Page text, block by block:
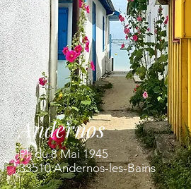
Andernos
Pl. du 8 Mai 1945
33510 Andernos-les-Bains